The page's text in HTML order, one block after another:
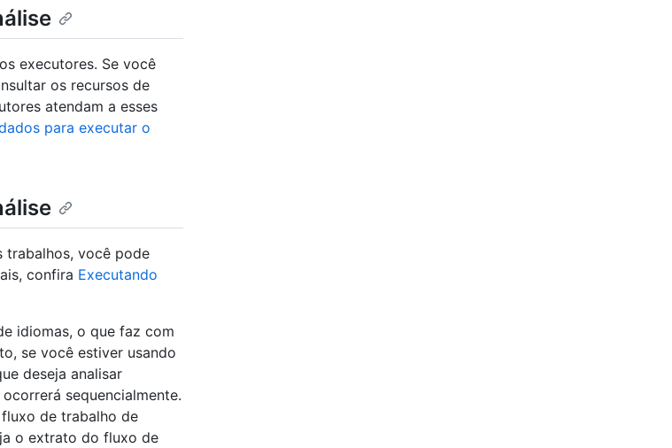
executores. Se você
os recursos de
atendam a esses
para executar o
trabalhos, você pode
confira Executando
idiomas, o que faz com
se você estiver usando
deseja analisar
sequencialmente.
de trabalho de
o extrato do fluxo de